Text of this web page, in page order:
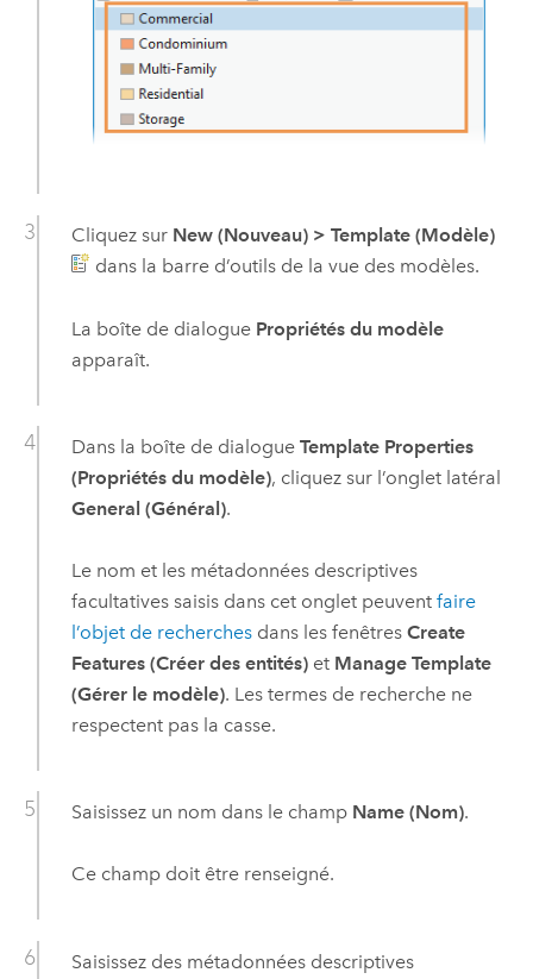
Cliquez sur New (Nouveau) > Template (Modèle)
dans la barre d’outils de la vue des modèles.
La boîte de dialogue Propriétés du modèle
apparaît.
Dans la boîte de dialogue Template Properties
(Propriétés du modèle), cliquez sur l’onglet latéral
General (Général).
Le nom et les métadonnées descriptives
facultatives saisis dans cet onglet peuvent faire
l’objet de recherchesdans les fenêtres Create
Features (Créer des entités)et Manage Template
(Gérer le modèle). Les termes de recherche ne
respectent pas la casse.
Saisissez un nom dans le champ Name (Nom).
Ce champ doit être renseigné.
Saisissez des métadonnées descriptives